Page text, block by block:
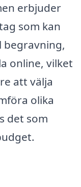
erbjuder
som kan
begravning,
online, vilket
att välja
olika
det som